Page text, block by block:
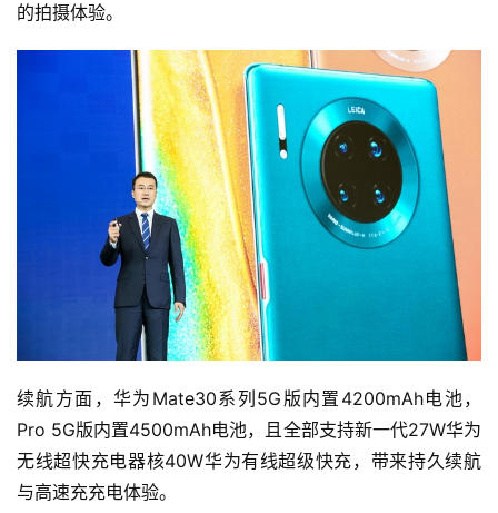
的拍摄体验。
续航方面，华为Mate30系列5G版内置4200mAh电池，
Pro 5G版内置4500mAh电池，且全部支持新一代27W华为
无线超快充电器核40W华为有线超级快充，带来持久续航
与高速充充电体验。